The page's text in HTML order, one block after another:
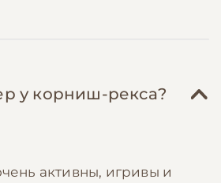
у корниш-рекса?
активны, игривы и